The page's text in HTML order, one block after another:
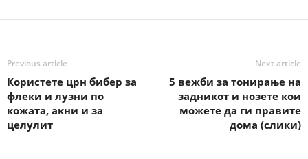
Previous article
Користете црн бибер за
флеки и лузни по
кожата, акни и за
целулит
Next article
5 вежби за тонирање на
задникот и нозете кои
можете да ги правите
дома (слики)